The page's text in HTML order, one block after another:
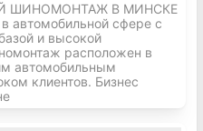
ШИНОМОНТАЖ В МИНСКЕ
автомобильной сфере с
и высокой
расположен в
автомобильным
клиентов. Бизнес